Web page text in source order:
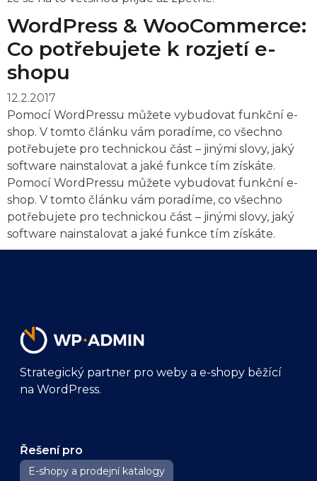
WordPress & WooCommerce:
Co potřebujete k rozjetí e-
shopu
12.2.2017
Pomocí WordPressu můžete vybudovat funkční e-
shop. V tomto článku vám poradíme, co všechno
potřebujete pro technickou část – jinými slovy, jaký
software nainstalovat a jaké funkce tím získáte.
Pomocí WordPressu můžete vybudovat funkční e-
shop. V tomto článku vám poradíme, co všechno
potřebujete pro technickou část – jinými slovy, jaký
software nainstalovat a jaké funkce tím získáte.
Strategický partner pro weby a e-shopy běžící
na WordPress.
Řešení pro
E-shopy a prodejní katalogy